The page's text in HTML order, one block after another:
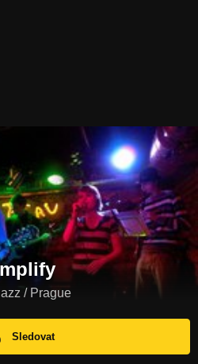
/ Prague
Sledovat